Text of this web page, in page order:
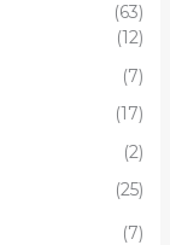
(63)
(12)
(7)
(17)
(2)
(25)
(7)